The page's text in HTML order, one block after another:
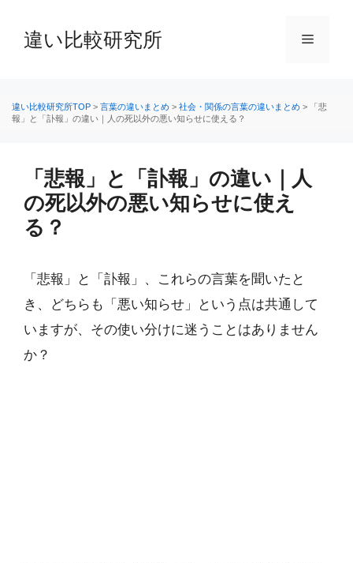
へ
違い比較研究所 メ
違い比較研究所TOP > 言葉の違いまとめ > 社会・関係の言葉の違いまとめ >
「悲
報」と「訃報」の違い｜人の死以外の悪い知らせに使える？
「悲報」と「訃報」の違い｜人
の死以外の悪い知らせに使え
る？
「悲報」と「訃報」、これらの言葉を聞いたと
き、どちらも「悪い知らせ」という点は共通して
いますが、その使い分けに迷うことはありません
か？